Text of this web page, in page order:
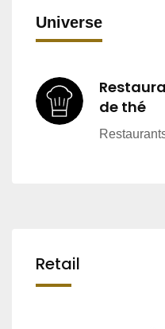
Universe
de thé
Retail